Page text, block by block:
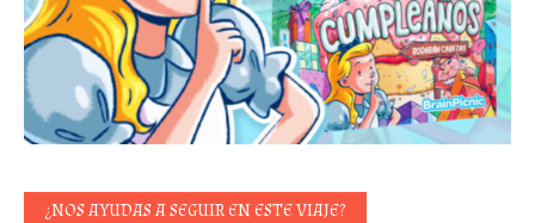
¿NOS AYUDAS A SEGUIR EN ESTE VIAJE?